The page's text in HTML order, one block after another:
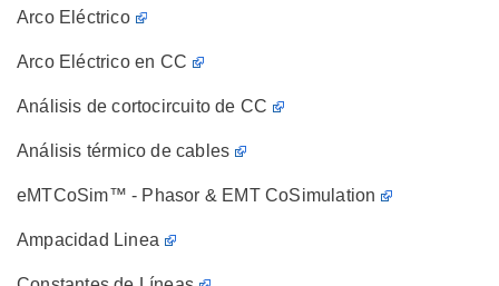
Arco Eléctrico
Arco Eléctrico en CC
Análisis de cortocircuito de CC
Análisis térmico de cables
eMTCoSim™ - Phasor & EMT CoSimulation
Ampacidad Linea